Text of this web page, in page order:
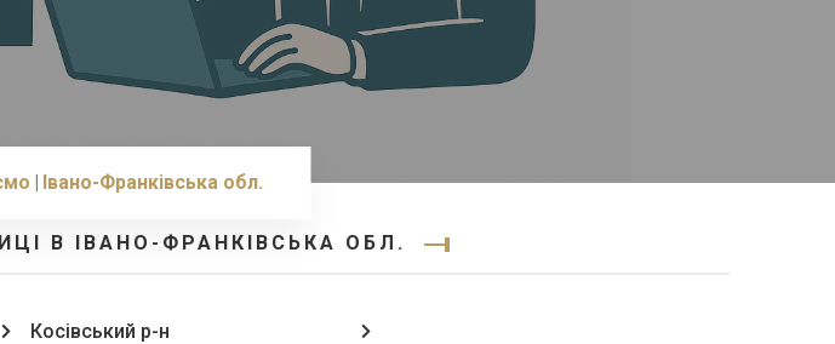
Івано-Франківська обл.
В ІВАНО-ФРАНКІВСЬКА ОБЛ.
Косівський р-н